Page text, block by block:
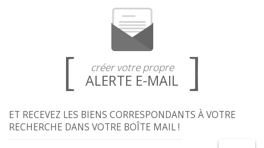
créer votre propre
ALERTE E-MAIL
ET RECEVEZ LES BIENS CORRESPONDANTS À VOTRE
RECHERCHE DANS VOTRE BOÎTE MAIL !